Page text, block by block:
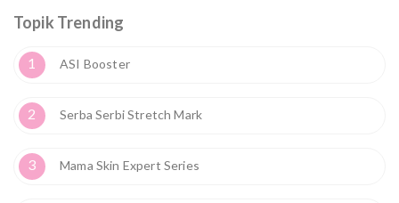
Topik Trending
1 ASI Booster
2 Serba Serbi Stretch Mark
3 Mama Skin Expert Series